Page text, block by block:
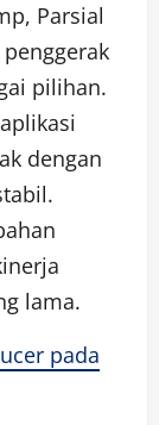
Parsial
pilihan.
dengan
lama.
pada